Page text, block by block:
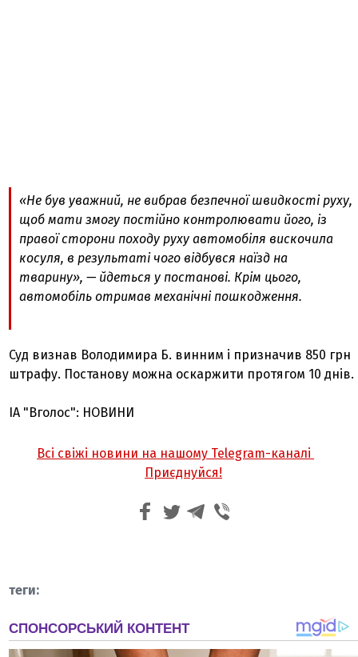
«Не був уважний, не вибрав безпечної швидкості руху,
щоб мати змогу постійно контролювати його, із
правої сторони походу руху автомобіля вискочила
косуля, в результаті чого відбувся наїзд на
тварину», — йдеться у постанові. Крім цього,
автомобіль отримав механічні пошкодження.
Суд визнав Володимира Б. винним і призначив 850 грн
штрафу. Постанову можна оскаржити протягом 10 днів.
ІА "Вголос": НОВИНИ
Всі свіжі новини на нашому Telegram-каналі
Приєднуйся!